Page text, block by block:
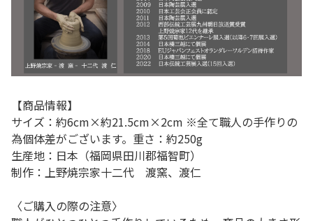
【商品情報】
サイズ：約6cm×約21.5cm×2cm ※全て職人の手作りの
為個体差がございます。重さ：約250g
生産地：日本（福岡県田川郡福智町）
制作：上野焼宗家十二代 渡窯、渡仁
〈ご購入の際の注意〉